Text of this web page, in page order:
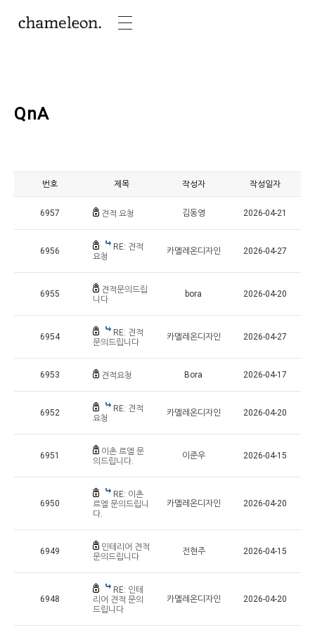
QnA
번호 제목 작성자 작성일자
6957 견적 요청 김동영 2026-04-21
6956
RE: 견적
요청
카멜레온디자인 2026-04-27
6955
견적문의드립
니다
bora 2026-04-20
6954
RE: 견적
문의드립니다
카멜레온디자인 2026-04-27
6953 견적요청 Bora 2026-04-17
6952
RE: 견적
요청
카멜레온디자인 2026-04-20
6951
이촌 르엘 문
의드립니다.
이준우 2026-04-15
6950
RE: 이촌
르엘 문의드립니
다.
카멜레온디자인 2026-04-20
6949
인테리어 견적
문의드립니다
전현주 2026-04-15
6948
RE: 인테
리어 견적 문의
드립니다
카멜레온디자인 2026-04-20